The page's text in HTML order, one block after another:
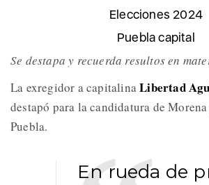
Elecciones 2024
Puebla capital
Se destapa y recuerda resultos en
La exregidor a capitalinaLibertad
destapó para la candidatura de
Puebla.
En rueda de